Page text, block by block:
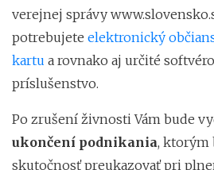
verejnej správy
potrebujete elektronický
kartu a rovnako aj určité
príslušenstvo.
Po zrušení živnosti Vám bude
ukončení podnikania, ktorým
skutočnosť preukazovať pri